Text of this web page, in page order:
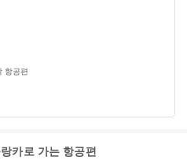
항공편
카로 가는 항공편